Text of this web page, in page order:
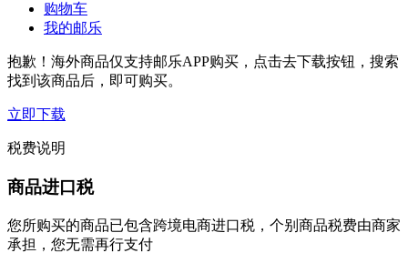
购物车
我的邮乐
抱歉！海外商品仅支持邮乐APP购买，点击去下载按钮，搜索
找到该商品后，即可购买。
立即下载
税费说明
商品进口税
您所购买的商品已包含跨境电商进口税，个别商品税费由商家
承担，您无需再行支付